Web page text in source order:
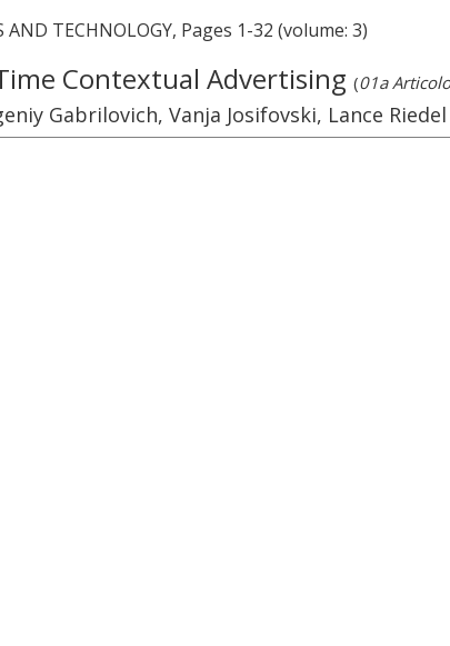
TECHNOLOGY, Pages 1-32 (volume: 3)
Contextual Advertising (01a
Gabrilovich, Vanja Josifovski, Lance Riedel